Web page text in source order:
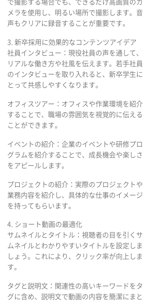
で撮影する場合でも、できるだけ高画質のカ
メラを使用し、明るい場所で撮影します。音
声もクリアに録音することが重要です。
3. 新卒採用に効果的なコンテンツアイデア
社員インタビュー：現役社員の声を通して、
リアルな働き方や社風を伝えます。若手社員
のインタビューを取り入れると、新卒学生に
とって共感しやすくなります。
オフィスツアー：オフィスや作業環境を紹介
することで、職場の雰囲気を視覚的に伝える
ことができます。
イベントの紹介：企業のイベントや研修プロ
グラムを紹介することで、成長機会や楽しさ
をアピールします。
プロジェクトの紹介：実際のプロジェクトや
業務内容を紹介し、具体的な仕事のイメージ
を持ってもらいます。
4. ショート動画の最適化
サムネイルとタイトル：視聴者の目を引くサ
ムネイルとわかりやすいタイトルを設定しま
しょう。これにより、クリック率が向上しま
す。
タグと説明文：関連性の高いキーワードをタ
グに含め、説明文で動画の内容を簡潔にまと